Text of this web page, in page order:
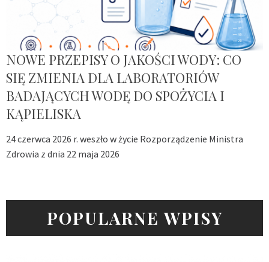
NOWE PRZEPISY O JAKOŚCI WODY: CO
SIĘ ZMIENIA DLA LABORATORIÓW
BADAJĄCYCH WODĘ DO SPOŻYCIA I
KĄPIELISKA
24 czerwca 2026 r. weszło w życie Rozporządzenie Ministra
Zdrowia z dnia 22 maja 2026
POPULARNE WPISY